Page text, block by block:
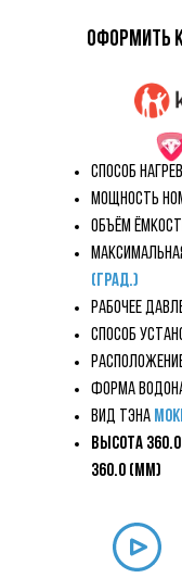
оформить
Способ
Мощность
Объём
(град.)
Рабочее
Способ
Форма
Вид ТЭНа
Высота
360.0 (мм)